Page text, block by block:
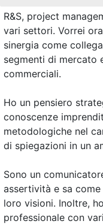
R&S, project
vari settori. Vorrei
sinergia come
segmenti di mercato
commerciali.
Ho un pensiero
conoscenze
metodologiche nel
di spiegazioni in un
Sono un
assertività e sa
loro visioni. Inoltre,
professionale con